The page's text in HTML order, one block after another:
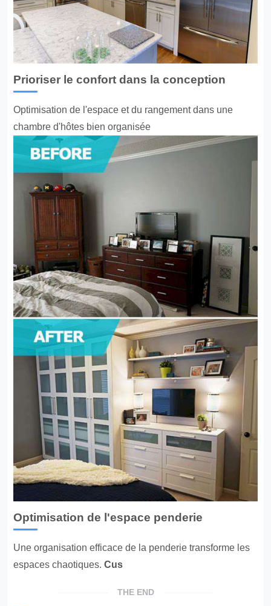
Prioriser le confort dans la conception
Optimisation de l'espace et du rangement dans une
chambre d'hôtes bien organisée
Optimisation de l'espace penderie
Une organisation efficace de la penderie transforme les
espaces chaotiques.Cus
THE END